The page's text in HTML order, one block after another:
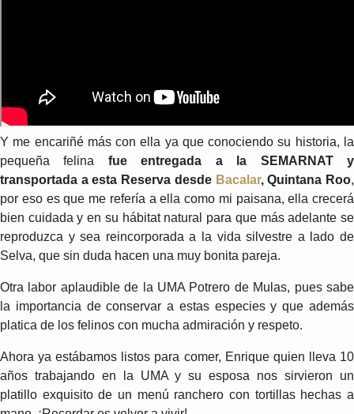
Y me encariñé más con ella ya que conociendo su historia, la
pequeña felina fue entregada a la SEMARNAT y
transportada a esta Reserva desde Bacalar, Quintana Roo,
por eso es que me refería a ella como mi paisana, ella crecerá
bien cuidada y en su hábitat natural para que más adelante se
reproduzca y sea reincorporada a la vida silvestre a lado de
Selva, que sin duda hacen una muy bonita pareja.
Otra labor aplaudible de la UMA Potrero de Mulas, pues sabe
la importancia de conservar a estas especies y que además
platica de los felinos con mucha admiración y respeto.
Ahora ya estábamos listos para comer, Enrique quien lleva 10
años trabajando en la UMA y su esposa nos sirvieron un
platillo exquisito de un menú ranchero con tortillas hechas a